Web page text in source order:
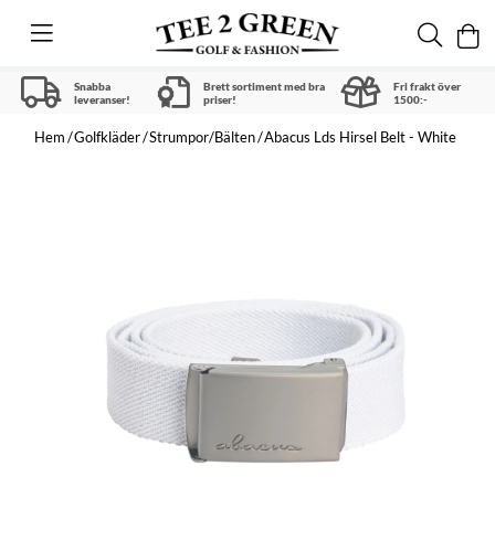
Snabba
leveranser!
Brett sortiment med bra
priser!
Fri frakt över
1500:-
Hem Golfkläder Strumpor/Bälten Abacus Lds Hirsel Belt - White